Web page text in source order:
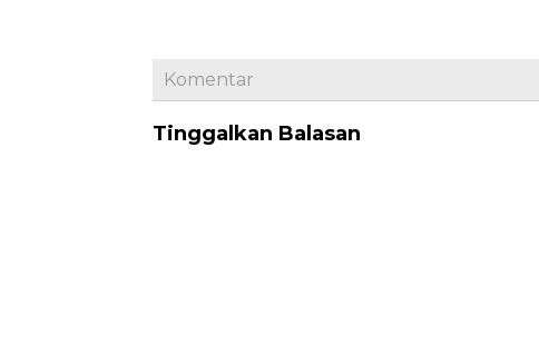
Komentar
Tinggalkan Balasan